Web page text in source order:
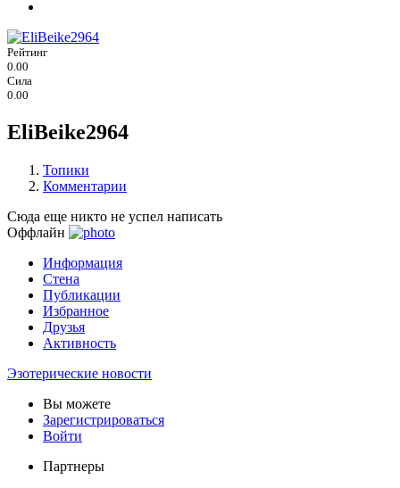
Рейтинг
0.00
Сила
0.00
EliBeike2964
Топики
Комментарии
Сюда еще никто не успел написать
Оффлайн
Информация
Стена
Публикации
Избранное
Друзья
Активность
Эзотерические новости
Вы можете
Зарегистрироваться
Войти
Партнеры